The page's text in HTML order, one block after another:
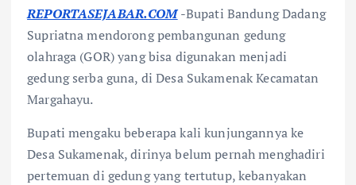
REPORTASEJABAR.COM-Bupati Bandung Dadang
Supriatna mendorong pembangunan gedung
olahraga (GOR) yang bisa digunakan menjadi
gedung serba guna, di Desa Sukamenak Kecamatan
Margahayu.
Bupati mengaku beberapa kali kunjungannya ke
Desa Sukamenak, dirinya belum pernah menghadiri
pertemuan di gedung yang tertutup, kebanyakan